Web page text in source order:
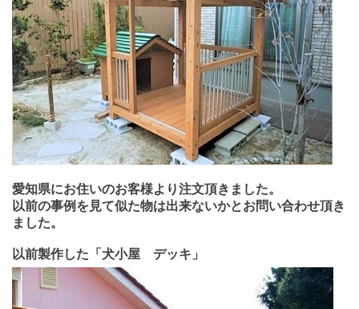
愛知県にお住いのお客様より注文頂きました。
以前の事例を見て似た物は出来ないかとお問い合わせ頂き
ました。
以前製作した「犬小屋 デッキ」